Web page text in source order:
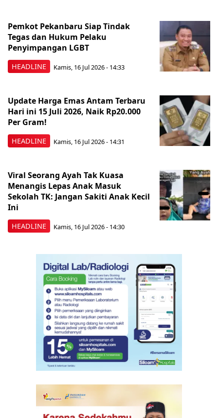
HEADLINE
Pemkot Pekanbaru Siap Tindak
Tegas dan Hukum Pelaku
Penyimpangan LGBT
Kamis, 16 Jul 2026 - 14:33
HEADLINE
Update Harga Emas Antam Terbaru
Hari ini 15 Juli 2026, Naik Rp20.000
Per Gram!
Kamis, 16 Jul 2026 - 14:31
HEADLINE
Viral Seorang Ayah Tak Kuasa
Menangis Lepas Anak Masuk
Sekolah TK: Jangan Sakiti Anak Kecil
Ini
Kamis, 16 Jul 2026 - 14:30